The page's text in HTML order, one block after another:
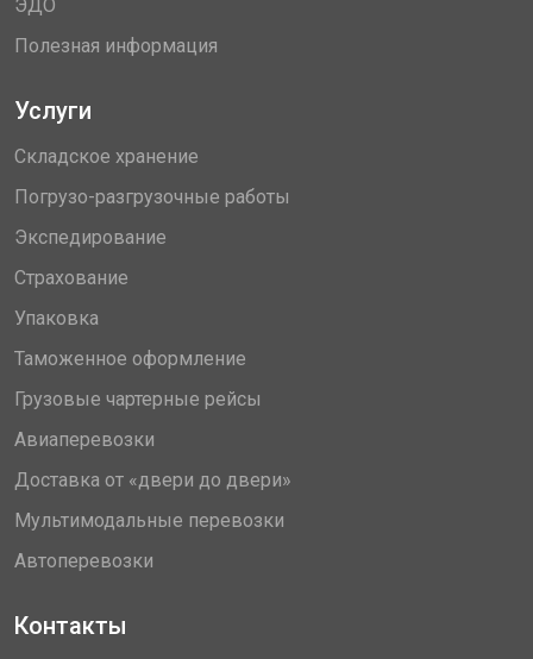
ЭДО
Полезная информация
Услуги
Складское хранение
Погрузо-разгрузочные работы
Экспедирование
Страхование
Упаковка
Таможенное оформление
Грузовые чартерные рейсы
Авиаперевозки
Доставка от «двери до двери»
Мультимодальные перевозки
Автоперевозки
Контакты